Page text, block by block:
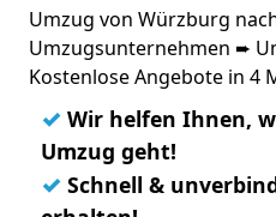
Umzug von Würzburg
Umzugsunternehmen ➨
Kostenlose Angebote in 4
✓ Wir helfen Ihnen,
Umzug geht!
✓ Schnell &